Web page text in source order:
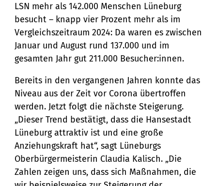
LSN mehr als 142.000 Menschen Lüneburg
besucht – knapp vier Prozent mehr als im
Vergleichszeitraum 2024: Da waren es zwischen
Januar und August rund 137.000 und im
gesamten Jahr gut 211.000 Besucher:innen.
Bereits in den vergangenen Jahren konnte das
Niveau aus der Zeit vor Corona übertroffen
werden. Jetzt folgt die nächste Steigerung.
„Dieser Trend bestätigt, dass die Hansestadt
Lüneburg attraktiv ist und eine große
Anziehungskraft hat“, sagt Lüneburgs
Oberbürgermeisterin Claudia Kalisch. „Die
Zahlen zeigen uns, dass sich Maßnahmen, die